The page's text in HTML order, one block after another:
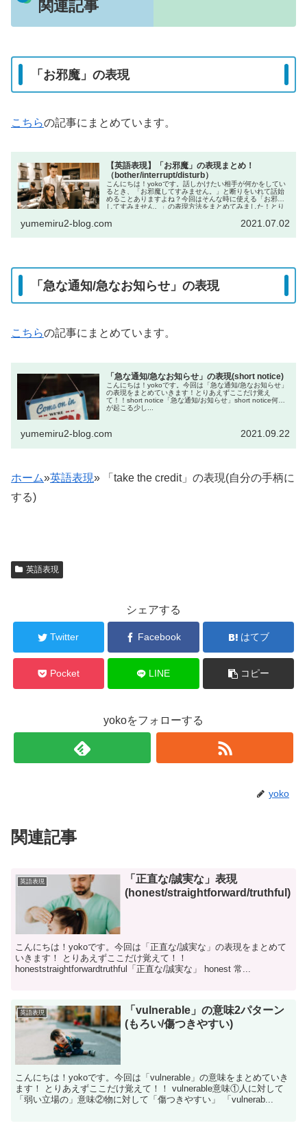
関連記事
「お邪魔」の表現
こちらの記事にまとめています。
【英語表現】「お邪魔」の表現まとめ！
（bother/interrupt/disturb）
こんにちは！yokoです。話しかけたい相手が何かをしてい
るとき、「お邪魔してすみません。」と断りをいれて話始
めることありますよね？今回はそんな時に使える「お邪魔
してすみません。」の表現方法をまとめてみました！とり
yumemiru2-blog.com 2021.07.02
「急な通知/急なお知らせ」の表現
こちらの記事にまとめています。
「急な通知/急なお知らせ」の表現(short notice)
こんにちは！yokoです。今回は「急な通知/急なお知らせ」
の表現をまとめていきます！とりあえずここだけ覚え
て！！short notice「急な通知/お知らせ」short notice何か
が起こる少し...
yumemiru2-blog.com 2021.09.22
ホーム»英語表現» 「take the credit」の表現(自分の手柄に
する)
英語表現
シェアする
Twitter Facebook はてブ
Pocket LINE コピー
yokoをフォローする
yoko
関連記事
英語表現
「正直な/誠実な」表現
(honest/straightforward/truthful)
こんにちは！yokoです。今回は「正直な/誠実な」の表現をまとめて
いきます！ とりあえずここだけ覚えて！！
honeststraightforwardtruthful「正直な/誠実な」 honest 常...
英語表現
「vulnerable」の意味2パターン
(もろい/傷つきやすい)
こんにちは！yokoです。今回は「vulnerable」の意味をまとめていき
ます！ とりあえずここだけ覚えて！！ vulnerable意味①人に対して
「弱い立場の」意味②物に対して「傷つきやすい」 「vulnerab...